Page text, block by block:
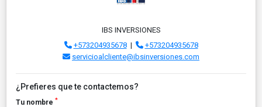
IBS INVERSIONES
+573204935678|
+573204935678
servicioalcliente@ibsinversiones.com
¿Prefieres que te contactemos?
Tu nombre *